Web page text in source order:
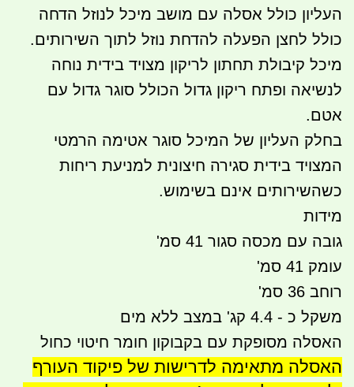
העליון כולל אסלה עם מושב מיכל לנוזל הדחה
כולל לחצן הפעלה להדחת נוזל לתוך השירותים.
מיכל קיבולת תחתון לריקון מצויד בידית נוחה
לנשיאה ופתח ריקון גדול הכולל סוגר גדול עם
אטם.
בחלק העליון של המיכל סוגר אטימה הרמטי
המצויד בידית סגירה חיצונית למניעת ריחות
כשהשירותים אינם בשימוש.
מידות
גובה עם מכסה סגור 41 סמ'
עומק 41 סמ'
רוחב 36 סמ'
משקל כ - 4.4 קג' במצב ללא מים
האסלה מסופקת עם בקבוקון חומר חיטוי כחול
האסלה מתאימה לדרישות של פיקוד העורף